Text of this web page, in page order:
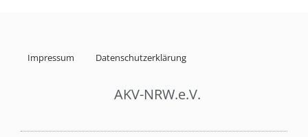
Impressum Datenschutzerklärung
AKV-NRW.e.V.